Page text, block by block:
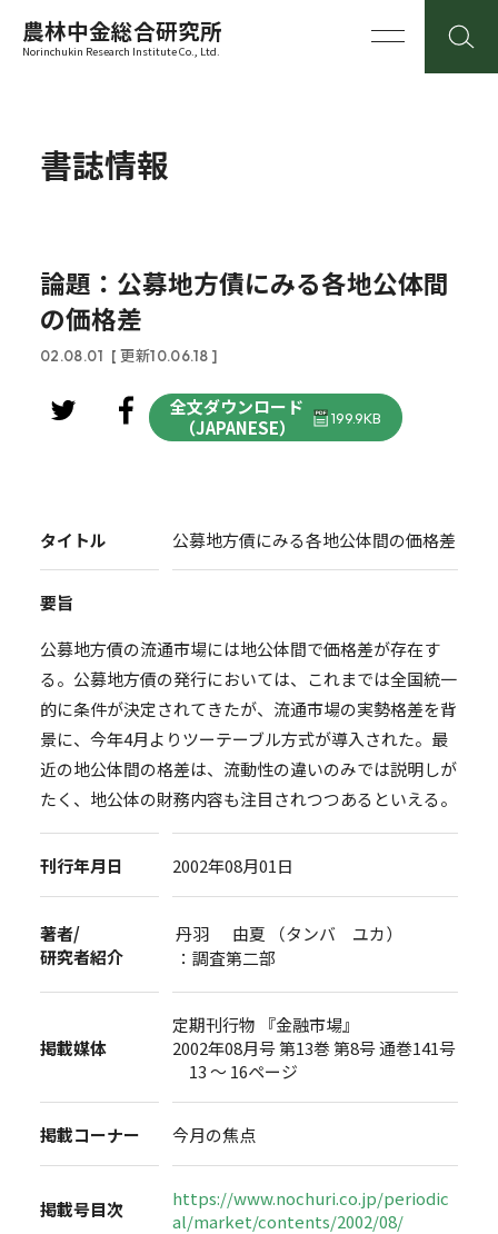
農林中金総合研究所
Norinchukin Research Institute Co., Ltd.
書誌情報
論題：公募地方債にみる各地公体間
の価格差
02.08.01 [ 更新10.06.18 ]
全文ダウンロード
（JAPANESE）
199.9KB
タイトル 公募地方債にみる各地公体間の価格差
要旨
公募地方債の流通市場には地公体間で価格差が存在す
る。公募地方債の発行においては、これまでは全国統一
的に条件が決定されてきたが、流通市場の実勢格差を背
景に、今年4月よりツーテーブル方式が導入された。最
近の地公体間の格差は、流動性の違いのみでは説明しが
たく、地公体の財務内容も注目されつつあるといえる。
刊行年月日 2002年08月01日
著者/
研究者紹介
丹羽 由夏 （タンバ ユカ）
：調査第二部
掲載媒体
定期刊行物 『金融市場』
2002年08月号 第13巻 第8号 通巻141号
13 ～ 16ページ
掲載コーナー 今月の焦点
掲載号目次
https://www.nochuri.co.jp/periodic
al/market/contents/2002/08/